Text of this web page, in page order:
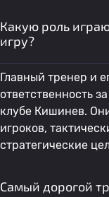
Какую роль
игру?
Главный тренер и
ответственность
клубе Кишинев.
игроков,
стратегические
Самый дорогой